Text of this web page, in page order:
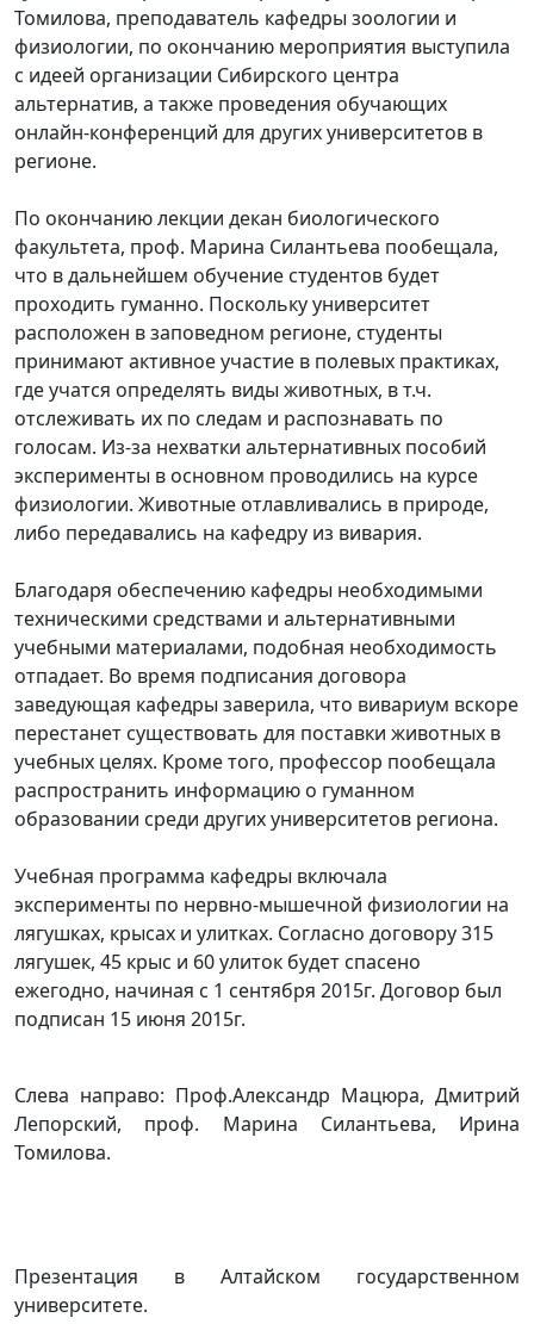
Томилова, преподаватель кафедры зоологии и
физиологии, по окончанию мероприятия выступила
с идеей организации Сибирского центра
альтернатив, а также проведения обучающих
онлайн-конференций для других университетов в
регионе.
По окончанию лекции декан биологического
факультета, проф. Марина Силантьева пообещала,
что в дальнейшем обучение студентов будет
проходить гуманно. Поскольку университет
расположен в заповедном регионе, студенты
принимают активное участие в полевых практиках,
где учатся определять виды животных, в т.ч.
отслеживать их по следам и распознавать по
голосам. Из-за нехватки альтернативных пособий
эксперименты в основном проводились на курсе
физиологии. Животные отлавливались в природе,
либо передавались на кафедру из вивария.
Благодаря обеспечению кафедры необходимыми
техническими средствами и альтернативными
учебными материалами, подобная необходимость
отпадает. Во время подписания договора
заведующая кафедры заверила, что вивариум вскоре
перестанет существовать для поставки животных в
учебных целях. Кроме того, профессор пообещала
распространить информацию о гуманном
образовании среди других университетов региона.
Учебная программа кафедры включала
эксперименты по нервно-мышечной физиологии на
лягушках, крысах и улитках. Согласно договору 315
лягушек, 45 крыс и 60 улиток будет спасено
ежегодно, начиная с 1 сентября 2015г. Договор был
подписан 15 июня 2015г.
Слева направо: Проф.Александр Мацюра, Дмитрий
Лепорский, проф. Марина Силантьева, Ирина
Томилова.
Презентация в Алтайском государственном
университете.